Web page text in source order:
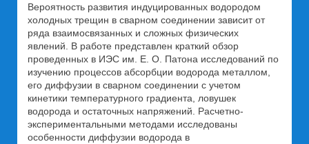
Вероятность развития индуцированных водородом
холодных трещин в сварном соединении зависит от
ряда взаимосвязанных и сложных физических
явлений. В работе представлен краткий обзор
проведенных в ИЭС им. Е. О. Патона исследований по
изучению процессов абсорбции водорода металлом,
его диффузии в сварном соединении с учетом
кинетики температурного градиента, ловушек
водорода и остаточных напряжений. Расчетно-
экспериментальными методами исследованы
особенности диффузии водорода в